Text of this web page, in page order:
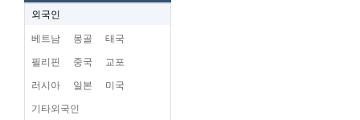
외국인
베트남 몽골 태국
필리핀 중국 교포
러시아 일본 미국
기타외국인